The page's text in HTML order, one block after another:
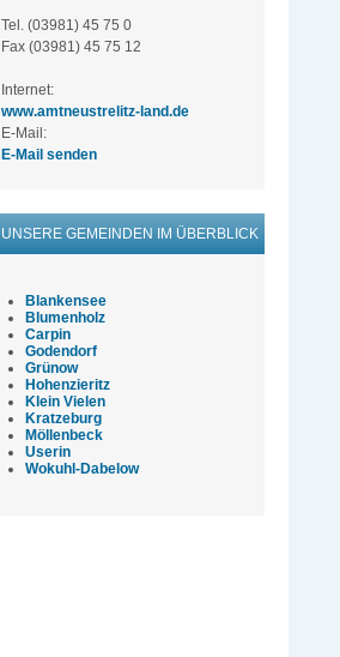
Tel. (03981) 45 75 0
Fax (03981) 45 75 12
Internet:
www.amtneustrelitz-land.de
E-Mail:
E-Mail senden
UNSERE GEMEINDEN IM ÜBERBLICK
Blankensee
Blumenholz
Carpin
Godendorf
Grünow
Hohenzieritz
Klein Vielen
Kratzeburg
Möllenbeck
Userin
Wokuhl-Dabelow